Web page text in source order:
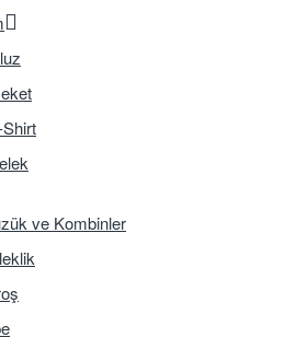
ve Kombinler